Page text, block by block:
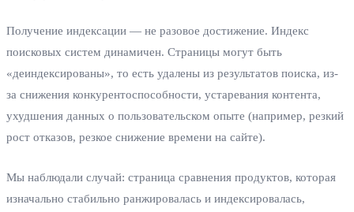
Получение индексации — не разовое достижение. Индекс
поисковых систем динамичен. Страницы могут быть
«деиндексированы», то есть удалены из результатов поиска, из-
за снижения конкурентоспособности, устаревания контента,
ухудшения данных о пользовательском опыте (например, резкий
рост отказов, резкое снижение времени на сайте).
Мы наблюдали случай: страница сравнения продуктов, которая
изначально стабильно ранжировалась и индексировалась,